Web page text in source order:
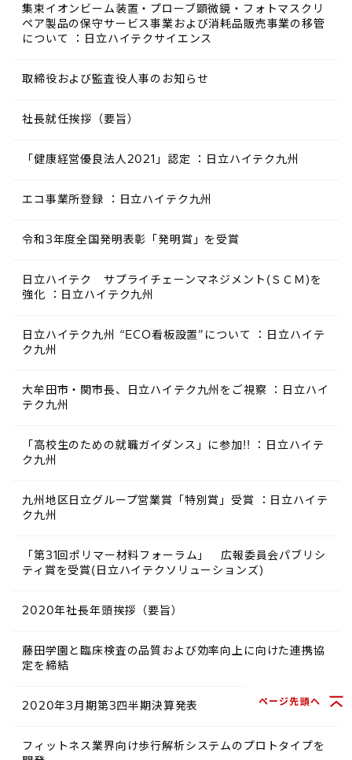
ページ先頭へ
集束イオンビーム装置・プローブ顕微鏡・フォトマスクリ
ペア製品の保守サービス事業および消耗品販売事業の移管
について ：日立ハイテクサイエンス
取締役および監査役人事のお知らせ
社長就任挨拶（要旨）
「健康経営優良法人2021」認定 ：日立ハイテク九州
エコ事業所登録 ：日立ハイテク九州
令和3年度全国発明表彰「発明賞」を受賞
日立ハイテク サプライチェーンマネジメント(ＳＣＭ)を
強化 ：日立ハイテク九州
日立ハイテク九州 “ECO看板設置”について ：日立ハイテ
ク九州
大牟田市・関市長、日立ハイテク九州をご視察 ：日立ハイ
テク九州
「高校生のための就職ガイダンス」に参加!! ：日立ハイテ
ク九州
九州地区日立グループ営業賞「特別賞」受賞 ：日立ハイテ
ク九州
「第31回ポリマー材料フォーラム」 広報委員会パブリシ
ティ賞を受賞(日立ハイテクソリューションズ)
2020年社長年頭挨拶（要旨）
藤田学園と臨床検査の品質および効率向上に向けた連携協
定を締結
2020年3月期第3四半期決算発表
フィットネス業界向け歩行解析システムのプロトタイプを